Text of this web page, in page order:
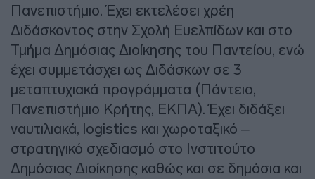
Πανεπιστήμιο. Έχει εκτελέσει χρέη
Διδάσκοντος στην Σχολή Ευελπίδων και στο
Τμήμα Δημόσιας Διοίκησης του Παντείου, ενώ
έχει συμμετάσχει ως Διδάσκων σε 3
μεταπτυχιακά προγράμματα (Πάντειο,
Πανεπιστήμιο Κρήτης, ΕΚΠΑ). Έχει διδάξει
ναυτιλιακά, logistics και χωροταξικό –
στρατηγικό σχεδιασμό στο Ινστιτούτο
Δημόσιας Διοίκησης καθώς και σε δημόσια και